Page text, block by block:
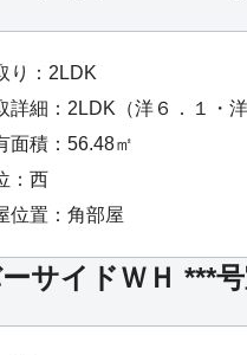
り：2LDK
詳細：2LDK（洋６．１・
面積：56.48㎡
：西
位置：角部屋
サイドＷＨ ***